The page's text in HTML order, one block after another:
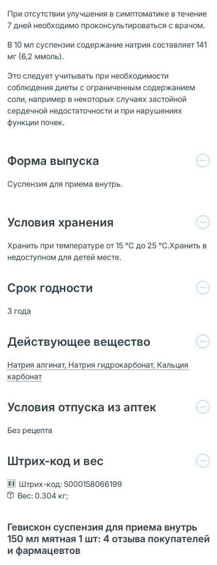
При отсутствии улучшения в симптоматике в течение
7 дней необходимо проконсультироваться с врачом.
В 10 мл суспензии содержание натрия составляет 141
мг (6,2 ммоль).
Это следует учитывать при необходимости
соблюдения диеты с ограниченным содержанием
соли, например в некоторых случаях застойной
сердечной недостаточности и при нарушениях
функции почек.
Форма выпуска
Суспензия для приема внутрь.
Условия хранения
Хранить при температуре от 15 °С до 25 °C.Хранить в
недоступном для детей месте.
Срок годности
3 года
Действующее вещество
Натрия алгинат, Натрия гидрокарбонат, Кальция
карбонат
Условия отпуска из аптек
Без рецепта
Штрих-код и вес
Штрих-код: 5000158066199
Вес: 0.304 кг;
Гевискон суспензия для приема внутрь
150 мл мятная 1 шт: 4 отзыва покупателей
и фармацевтов